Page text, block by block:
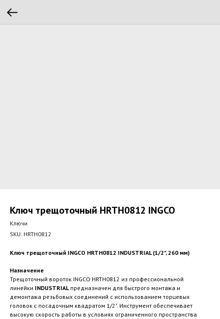
Ключ трещоточный HRTH0812 INGCO
Ключи
SKU: HRTH0812
Ключ трещоточный INGCO HRTH0812 INDUSTRIAL (1/2", 260 мм)
Назначение
Трещоточный вороток INGCO HRTH0812 из профессиональной
линейки INDUSTRIALпредназначен для быстрого монтажа и
демонтажа резьбовых соединений с использованием торцевых
головок с посадочным квадратом 1/2". Инструмент обеспечивает
высокую скорость работы в условиях ограниченного пространства